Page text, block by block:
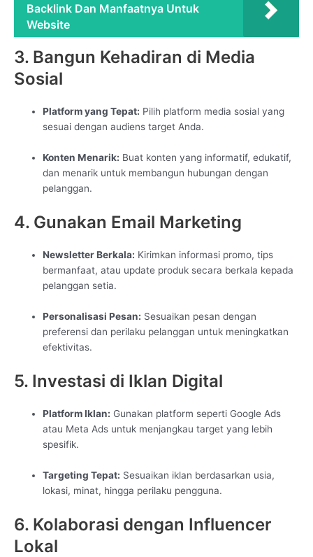
Backlink Dan Manfaatnya Untuk
Website
3. Bangun Kehadiran di Media
Sosial
Platform yang Tepat: Pilih platform media sosial yang
sesuai dengan audiens target Anda.
Konten Menarik: Buat konten yang informatif, edukatif,
dan menarik untuk membangun hubungan dengan
pelanggan.
4. Gunakan Email Marketing
Newsletter Berkala: Kirimkan informasi promo, tips
bermanfaat, atau update produk secara berkala kepada
pelanggan setia.
Personalisasi Pesan: Sesuaikan pesan dengan
preferensi dan perilaku pelanggan untuk meningkatkan
efektivitas.
5. Investasi di Iklan Digital
Platform Iklan: Gunakan platform seperti Google Ads
atau Meta Ads untuk menjangkau target yang lebih
spesifik.
Targeting Tepat: Sesuaikan iklan berdasarkan usia,
lokasi, minat, hingga perilaku pengguna.
6. Kolaborasi dengan Influencer
Lokal